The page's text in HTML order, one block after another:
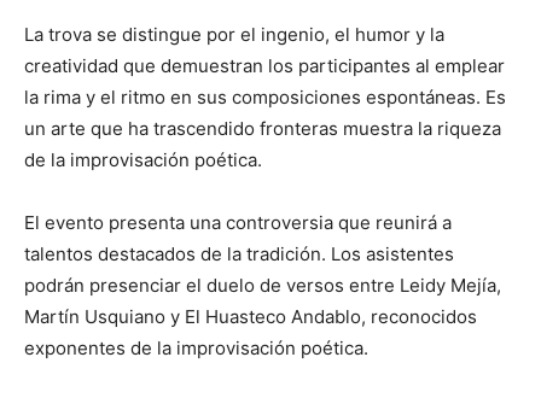
La trova se distingue por el ingenio, el humor y la
creatividad que demuestran los participantes al emplear
la rima y el ritmo en sus composiciones espontáneas. Es
un arte que ha trascendido fronteras muestra la riqueza
de la improvisación poética.
El evento presenta una controversia que reunirá a
talentos destacados de la tradición. Los asistentes
podrán presenciar el duelo de versos entre Leidy Mejía,
Martín Usquiano y El Huasteco Andablo, reconocidos
exponentes de la improvisación poética.